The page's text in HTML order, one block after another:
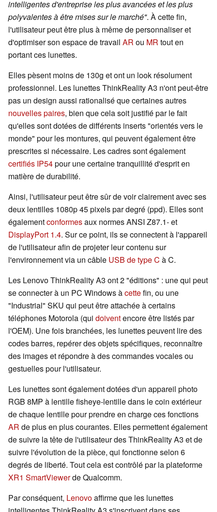
intelligentes d'entreprise les plus avancées et les plus
polyvalentes à être mises sur le marché". À cette fin,
l'utilisateur peut être plus à même de personnaliser et
d'optimiser son espace de travail AR ou MR tout en
portant ces lunettes.
Elles pèsent moins de 130g et ont un look résolument
professionnel. Les lunettes ThinkReality A3 n'ont peut-être
pas un design aussi rationalisé que certaines autres
nouvelles paires, bien que cela soit justifié par le fait
qu'elles sont dotées de différents inserts "orientés vers le
monde" pour les montures, qui peuvent également être
prescrites si nécessaire. Les cadres sont également
certifiés IP54pour une certaine tranquillité d'esprit en
matière de durabilité.
Ainsi, l'utilisateur peut être sûr de voir clairement avec ses
deux lentilles 1080p 45 pixels par degré (ppd). Elles sont
égalementconformesaux normes ANSI Z87.1- et
DisplayPort 1.4. Sur ce point, ils se connectent à l'appareil
de l'utilisateur afin de projeter leur contenu sur
l'environnement via un câble USB de type C à C.
Les Lenovo ThinkReality A3 ont 2 "éditions" : une qui peut
se connecter à un PC Windows àcettefin, ou une
"Industrial" SKU qui peut être attachée à certains
téléphones Motorola (qui doiventencore être listés par
l'OEM). Une fois branchées, les lunettes peuvent lire des
codes barres, repérer des objets spécifiques, reconnaître
des images et répondre à des commandes vocales ou
gestuelles pour l'utilisateur.
Les lunettes sont également dotées d'un appareil photo
RGB 8MP à lentille fisheye-lentille dans le coin extérieur
de chaque lentille pour prendre en charge ces fonctions
AR de plus en plus courantes. Elles permettent également
de suivre la tête de l'utilisateur des ThinkReality A3 et de
suivre l'évolution de la pièce, qui fonctionne selon 6
degrés de liberté. Tout cela est contrôlé par la plateforme
XR1 SmartViewerde Qualcomm.
Par conséquent, Lenovoaffirme que les lunettes